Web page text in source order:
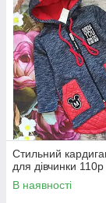
Стильний
для дівчинки 110р
В наявності